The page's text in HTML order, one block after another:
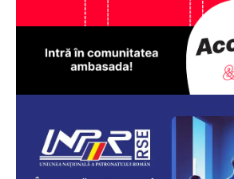
Politica de Confidențialitate